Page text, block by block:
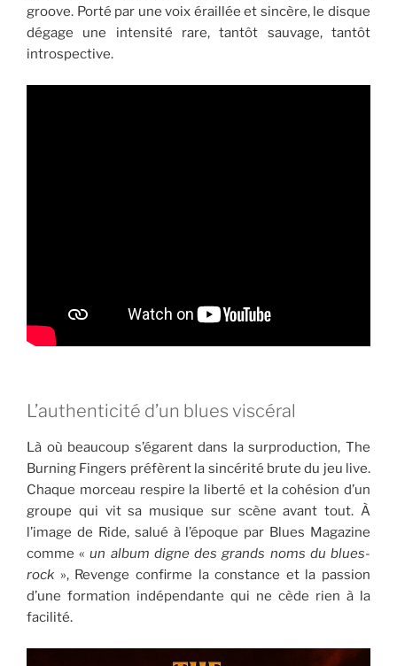
groove. Porté par une voix éraillée et sincère, le disque
dégage une intensité rare, tantôt sauvage, tantôt
introspective.
L’authenticité d’un blues viscéral
Là où beaucoup s’égarent dans la surproduction, The
Burning Fingers préfèrent la sincérité brute du jeu live.
Chaque morceau respire la liberté et la cohésion d’un
groupe qui vit sa musique sur scène avant tout. À
l’image de Ride, salué à l’époque par Blues Magazine
comme «un album digne des grands noms du blues-
rock », Revenge confirme la constance et la passion
d’une formation indépendante qui ne cède rien à la
facilité.